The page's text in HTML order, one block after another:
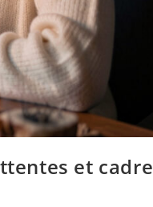
et cadre